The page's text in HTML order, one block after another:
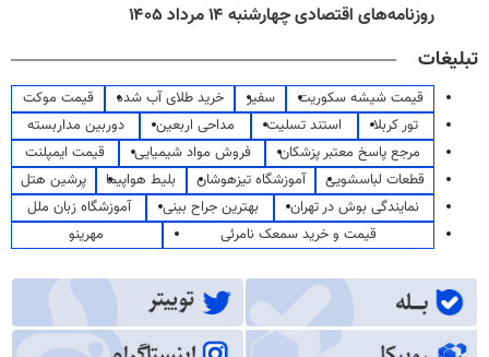
روزنامه‌های اقتصادی چهارشنبه ۱۴ مرداد ۱۴۰۵
تبلیغات
قیمت شیشه سکوریت سفیر خرید طلای آب شده
قیمت موکت
تور کربلا
استند تسلیت مداحی اربعین
دوربین مداربسته
مرجع پاسخ معتبر پزشکان
فروش مواد شیمیایی
قیمت ایمپلنت
قطعات لباسشویی
آموزشگاه تیزهوشان بلیط هواپیما
پرشین هتل
نمایندگی بوش در تهران
بهترین جراح بینی
آموزشگاه زبان ملل
قیمت و خرید سمعک نامرئی
مهرینو